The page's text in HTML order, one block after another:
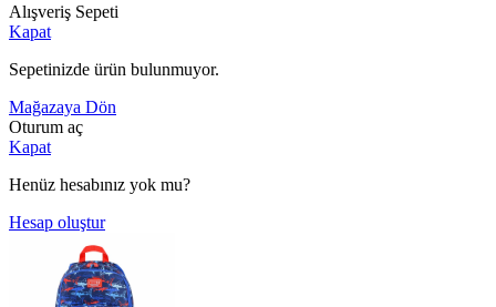
Alışveriş Sepeti
Kapat
Sepetinizde ürün bulunmuyor.
Mağazaya Dön
Oturum aç
Kapat
Henüz hesabınız yok mu?
Hesap oluştur